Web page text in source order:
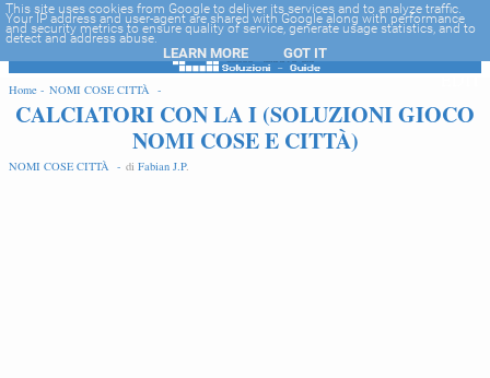
-->
Home - NOMI COSE CITTÀ -
CALCIATORI CON LA I (SOLUZIONI GIOCO
NOMI COSE E CITTÀ)
NOMI COSE CITTÀ - di Fabian J.P.
EDIT
This site uses cookies from Google to deliver its services and to analyze traffic.
Your IP address and user-agent are shared with Google along with performance
and security metrics to ensure quality of service, generate usage statistics, and to
detect and address abuse.
LEARN MORE GOT IT